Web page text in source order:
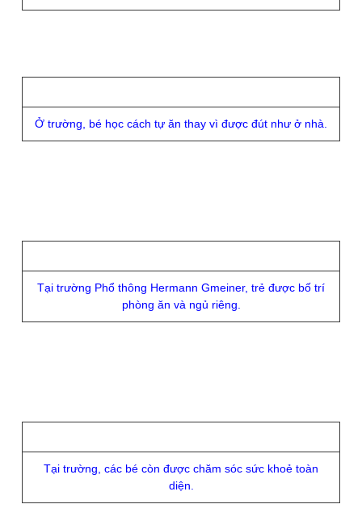
Ở trường, bé học cách tự ăn thay vì được đút như ở nhà.
Tại trường Phổ thông Hermann Gmeiner, trẻ được bố trí
phòng ăn và ngủ riêng.
Tại trường, các bé còn được chăm sóc sức khoẻ toàn
diện.